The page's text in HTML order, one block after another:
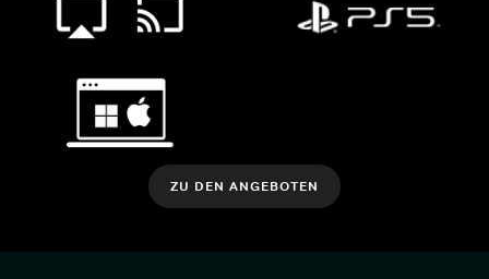
ZU DEN ANGEBOTEN